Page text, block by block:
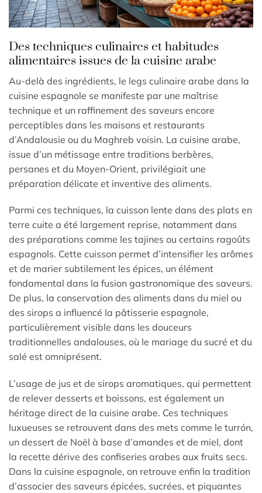
Des techniques culinaires et habitudes
alimentaires issues de la cuisine arabe
Au-delà des ingrédients, le legs culinaire arabe dans la
cuisine espagnole se manifeste par une maîtrise
technique et un raffinement des saveurs encore
perceptibles dans les maisons et restaurants
d’Andalousie ou du Maghreb voisin. La cuisine arabe,
issue d’un métissage entre traditions berbères,
persanes et du Moyen-Orient, privilégiait une
préparation délicate et inventive des aliments.
Parmi ces techniques, la cuisson lente dans des plats en
terre cuite a été largement reprise, notamment dans
des préparations comme les tajines ou certains ragoûts
espagnols. Cette cuisson permet d’intensifier les arômes
et de marier subtilement les épices, un élément
fondamental dans la fusion gastronomique des saveurs.
De plus, la conservation des aliments dans du miel ou
des sirops a influencé la pâtisserie espagnole,
particulièrement visible dans les douceurs
traditionnelles andalouses, où le mariage du sucré et du
salé est omniprésent.
L’usage de jus et de sirops aromatiques, qui permettent
de relever desserts et boissons, est également un
héritage direct de la cuisine arabe. Ces techniques
luxueuses se retrouvent dans des mets comme le turrón,
un dessert de Noël à base d’amandes et de miel, dont
la recette dérive des confiseries arabes aux fruits secs.
Dans la cuisine espagnole, on retrouve enfin la tradition
d’associer des saveurs épicées, sucrées, et piquantes